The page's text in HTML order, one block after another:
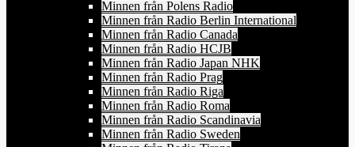
Minnen från Polens Radio
Minnen från Radio Berlin International
Minnen från Radio Canada
Minnen från Radio HCJB
Minnen från Radio Japan NHK
Minnen från Radio Prag
Minnen från Radio Riga
Minnen från Radio Roma
Minnen från Radio Scandinavia
Minnen från Radio Sweden